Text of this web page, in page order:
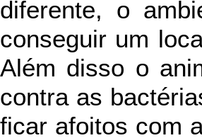
diferente, o
conseguir um
Além disso o
contra as
ficar afoitos com